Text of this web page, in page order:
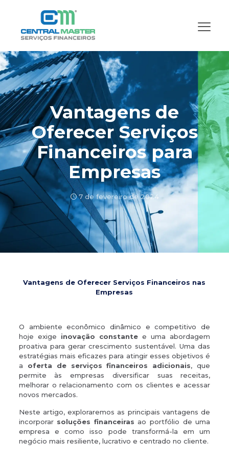
Vantagens de
Oferecer Serviços
Financeiros para
Empresas
7 de fevereiro de 2024
Vantagens de Oferecer Serviços Financeiros nas
Empresas
O ambiente econômico dinâmico e competitivo de
hoje exige inovação constante e uma abordagem
proativa para gerar crescimento sustentável. Uma das
estratégias mais eficazes para atingir esses objetivos é
a oferta de serviços financeiros adicionais, que
permite às empresas diversificar suas receitas,
melhorar o relacionamento com os clientes e acessar
novos mercados.
Neste artigo, exploraremos as principais vantagens de
incorporar soluções financeiras ao portfólio de uma
empresa e como isso pode transformá-la em um
negócio mais resiliente, lucrativo e centrado no cliente.